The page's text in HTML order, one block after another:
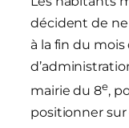
décident de ne
à la fin du
mairie du 8e,
positionner sur